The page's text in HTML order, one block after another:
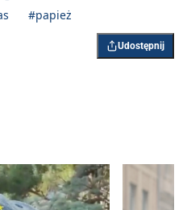
#papież
Udostępnij